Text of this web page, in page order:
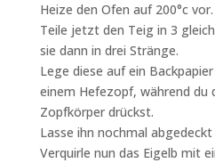
Heize den Ofen auf 200°c vor.
Teile jetzt den Teig in 3
sie dann in drei Stränge.
Lege diese auf ein
einem Hefezopf, während du
Zopfkörper drückst.
Lasse ihn nochmal
Verquirle nun das Eigelb mit